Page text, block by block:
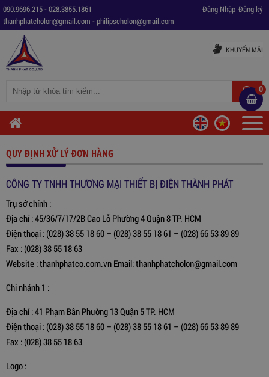
090.9696.215- 028.3855.1861
thanhphatcholon@gmail.com - philipscholon@gmail.com
Đăng ký
Đăng Nhập
KHUYẾN MÃI
0
QUY ĐỊNH XỬ LÝ ĐƠN HÀNG
CÔNG TY TNHH THƯƠNG MẠI THIẾT BỊ ĐIỆN THÀNH PHÁT
Trụ sở chính :
Địa chỉ : 45/36/7/17/2B Cao Lỗ Phường 4 Quận 8 TP. HCM
Điện thoại : (028) 38 55 18 60 – (028) 38 55 18 61 – (028) 66 53 89 89
Fax : (028) 38 55 18 63
Website : thanhphatco.com.vn Email: thanhphatcholon@gmail.com
Chi nhánh 1 :
Địa chỉ : 41 Phạm Bân Phường 13 Quận 5 TP. HCM
Điện thoại : (028) 38 55 18 60 – (028) 38 55 18 61 – (028) 66 53 89 89
Fax : (028) 38 55 18 63
Logo :